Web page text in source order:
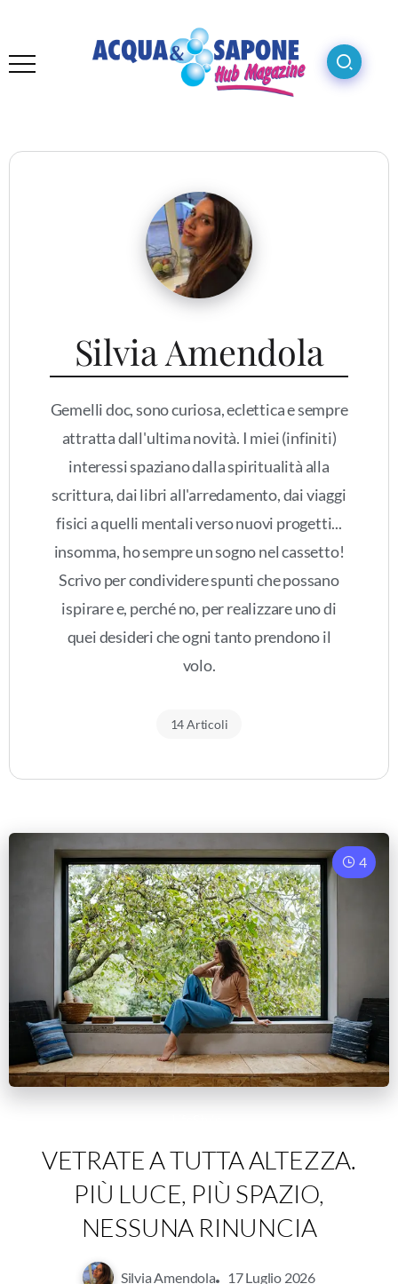
Silvia Amendola
Gemelli doc, sono curiosa, eclettica e sempre
attratta dall'ultima novità. I miei (infiniti)
interessi spaziano dalla spiritualità alla
scrittura, dai libri all'arredamento, dai viaggi
fisici a quelli mentali verso nuovi progetti...
insomma, ho sempre un sogno nel cassetto!
Scrivo per condividere spunti che possano
ispirare e, perché no, per realizzare uno di
quei desideri che ogni tanto prendono il
volo.
14 Articoli
4
VETRATE A TUTTA ALTEZZA.
PIÙ LUCE, PIÙ SPAZIO,
NESSUNA RINUNCIA
Silvia Amendola 17 Luglio 2026